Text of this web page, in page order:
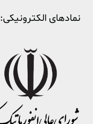
نمادهای الکترونیکی: